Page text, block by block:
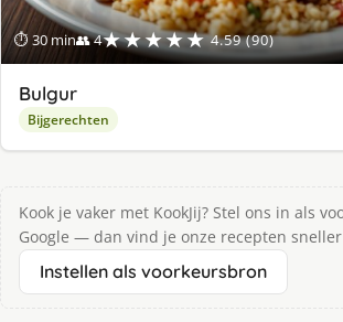
⏱ 30 min👥 4★★★★★ 4.59 (90)
Bulgur
Bijgerechten
Kook je vaker met KookJij? Stel ons in als
Google — dan vind je onze recepten
Instellen als voorkeursbron